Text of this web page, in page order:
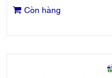
Còn hàng